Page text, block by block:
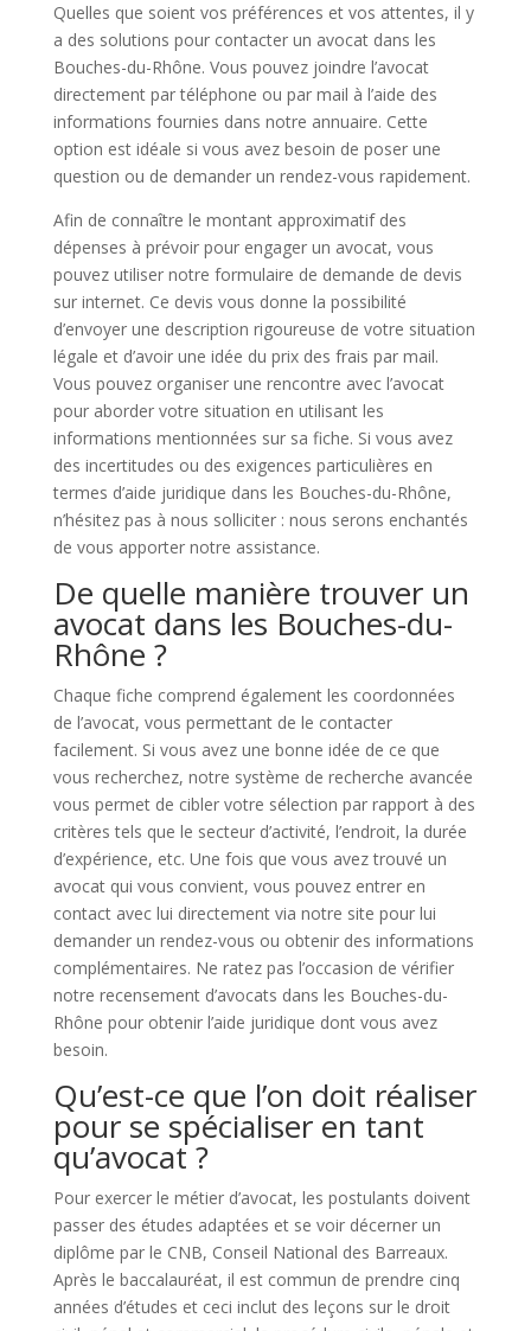
Quelles que soient vos préférences et vos attentes, il y
a des solutions pour contacter un avocat dans les
Bouches-du-Rhône. Vous pouvez joindre l’avocat
directement par téléphone ou par mail à l’aide des
informations fournies dans notre annuaire. Cette
option est idéale si vous avez besoin de poser une
question ou de demander un rendez-vous rapidement.
Afin de connaître le montant approximatif des
dépenses à prévoir pour engager un avocat, vous
pouvez utiliser notre formulaire de demande de devis
sur internet. Ce devis vous donne la possibilité
d’envoyer une description rigoureuse de votre situation
légale et d’avoir une idée du prix des frais par mail.
Vous pouvez organiser une rencontre avec l’avocat
pour aborder votre situation en utilisant les
informations mentionnées sur sa fiche. Si vous avez
des incertitudes ou des exigences particulières en
termes d’aide juridique dans les Bouches-du-Rhône,
n’hésitez pas à nous solliciter : nous serons enchantés
de vous apporter notre assistance.
De quelle manière trouver un
avocat dans les Bouches-du-
Rhône ?
Chaque fiche comprend également les coordonnées
de l’avocat, vous permettant de le contacter
facilement. Si vous avez une bonne idée de ce que
vous recherchez, notre système de recherche avancée
vous permet de cibler votre sélection par rapport à des
critères tels que le secteur d’activité, l’endroit, la durée
d’expérience, etc. Une fois que vous avez trouvé un
avocat qui vous convient, vous pouvez entrer en
contact avec lui directement via notre site pour lui
demander un rendez-vous ou obtenir des informations
complémentaires. Ne ratez pas l’occasion de vérifier
notre recensement d’avocats dans les Bouches-du-
Rhône pour obtenir l’aide juridique dont vous avez
besoin.
Qu’est-ce que l’on doit réaliser
pour se spécialiser en tant
qu’avocat ?
Pour exercer le métier d’avocat, les postulants doivent
passer des études adaptées et se voir décerner un
diplôme par le CNB, Conseil National des Barreaux.
Après le baccalauréat, il est commun de prendre cinq
années d’études et ceci inclut des leçons sur le droit